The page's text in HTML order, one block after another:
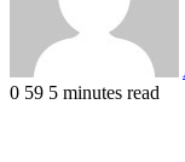
0 59 5 minutes read